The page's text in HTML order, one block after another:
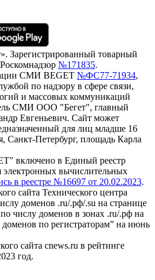
Зарегистрированный товарный
№171835.
СМИ BEGET №ФС77-71934,
по надзору в сфере связи,
и массовых коммуникаций
СМИ ООО "Бегет", главный
Евгеньевич. Сайт может
для лиц младше 16
Санкт-Петербург, площадь Карла
включено в Единый реестр
электронных вычислительных
в реестре №16697 от 20.02.2023.
сайта Технического центра
доменов .ru/.рф/.su на странице
числу доменов в зонах .ru/.рф на
доменов по регистраторам” на июнь
сайта cnews.ru в рейтинге
год.